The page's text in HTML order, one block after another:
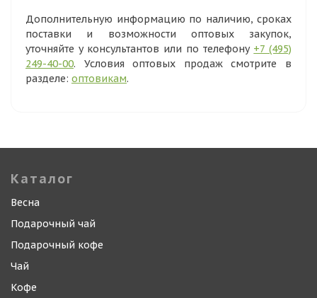
Дополнительную информацию по наличию, сроках
поставки и возможности оптовых закупок,
уточняйте у консультантов или по телефону +7 (495)
249-40-00. Условия оптовых продаж смотрите в
разделе: оптовикам.
Каталог
Весна
Подарочный чай
Подарочный кофе
Чай
Кофе